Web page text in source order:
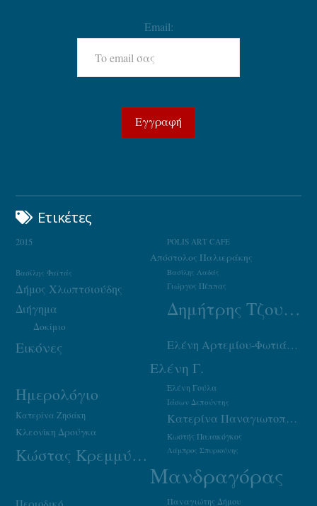
Email:
Ετικέτες
2015 POLIS ART CAFE
Απόστολος Παλιεράκης
Βασίλης Λαδάς
Βασίλης Φαϊτάς
Γιώργος Πέππας
Δήμος Χλωπτσιούδης
Δημήτρης Τζουμάκας
Διήγημα
Δοκίμιο
Εικόνες Ελένη Αρτεμίου-Φωτιάδου
Ελένη Γ.
Ελένη Γούλα
Ημερολόγιο Ιάσων Δεπούντης
Κατερίνα Ζησάκη Κατερίνα Παναγιωτοπούλου
Κλεονίκη Δρούγκα Κωστής Παπακόγκος
Κώστας Κρεμμύδας Λάμπρος Σπυριούνης
Μανδραγόρας
Παναγιώτης Δήμου